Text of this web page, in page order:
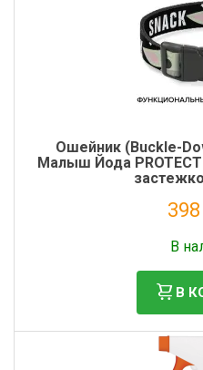
Ошейник (Buckle-
Малыш Йода PROTECT
В
В